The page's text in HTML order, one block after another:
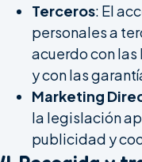
Terceros: El
personales a
acuerdo con
y con las
Marketing
la legislación
publicidad y